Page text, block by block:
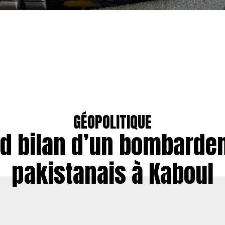
GÉOPOLITIQUE
bilan d’un
pakistanais à Kaboul